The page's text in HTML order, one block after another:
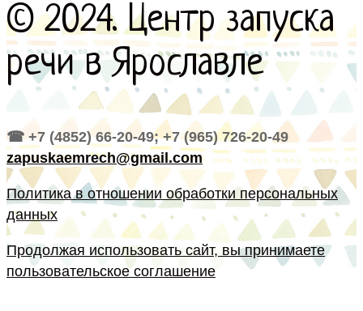
© 2024. Центр запуска
речи в Ярославле
☎ +7 (4852) 66-20-49; +7 (965) 726-20-49
zapuskaemrech@gmail.com
Политика в отношении обработки персональных
данных
Продолжая использовать сайт, вы принимаете
пользовательское соглашение